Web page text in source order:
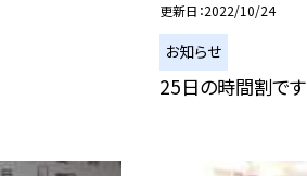
更新日 2022/10/24
お知らせ
25日の時間割です